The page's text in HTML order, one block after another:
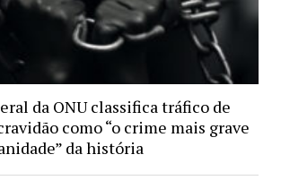
da ONU classifica tráfico de
como “o crime mais grave
da história